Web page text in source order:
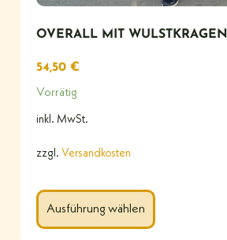
OVERALL MIT WULSTKRAGEN
54,50 €
Vorrätig
inkl. MwSt.
zzgl. Versandkosten
Ausführung wählen